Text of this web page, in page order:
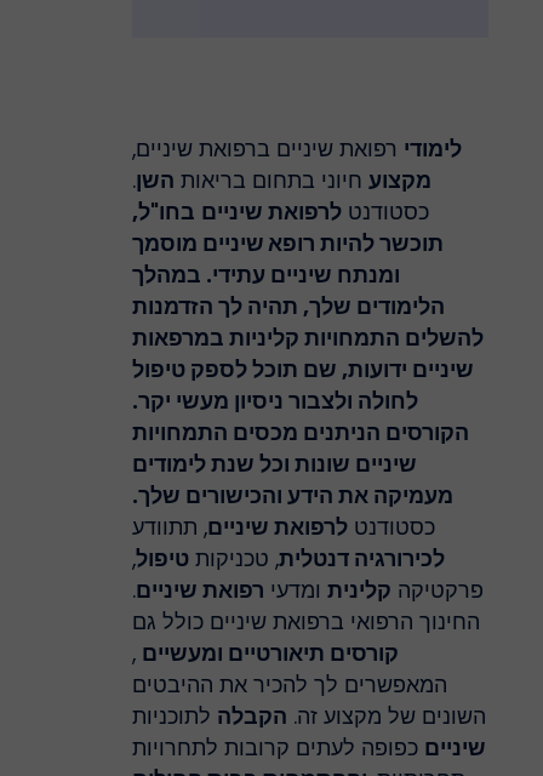
לימודירפואת שיניים ברפואת שיניים,
מקצועחיוני בתחום בריאותהשן.
כסטודנטלרפואת שיניים בחו"ל,
תוכשר להיותרופא שינייםמוסמך
ומנתח שיניים עתידי. במהלך
הלימודים שלך, תהיה לך הזדמנות
להשלים התמחויותקליניותבמרפאות
שינייםידועות, שם תוכל לספק טיפול
לחולה ולצבור ניסיון מעשי יקר.
הקורסיםהניתנים מכסים התמחויות
שינייםשונות וכלשנתלימודים
מעמיקה את הידע והכישורים שלך.
כסטודנטלרפואת שיניים, תתוודע
לכירורגיה דנטלית, טכניקותטיפול,
פרקטיקהקליניתומדעירפואת שיניים.
החינוך הרפואי ברפואת שיניים כולל גם
קורסים תיאורטיים ומעשיים,
המאפשרים לך להכיר את ההיבטים
השונים של מקצוע זה.הקבלהלתוכניות
שינייםכפופה לעתים קרובות לתחרויות